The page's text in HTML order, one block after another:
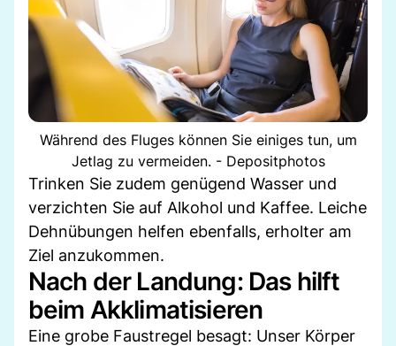
Während des Fluges können Sie einiges tun, um
Jetlag zu vermeiden. - Depositphotos
Trinken Sie zudem genügend Wasser und
verzichten Sie auf Alkohol und Kaffee. Leiche
Dehnübungen helfen ebenfalls, erholter am
Ziel anzukommen.
Nach der Landung: Das hilft
beim Akklimatisieren
Eine grobe Faustregel besagt: Unser Körper